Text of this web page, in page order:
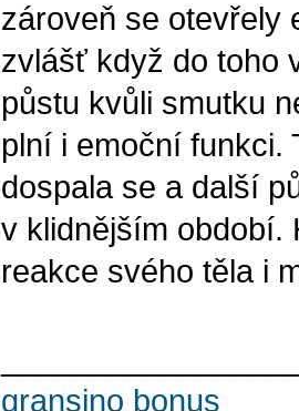
zároveň se otevřely
zvlášť když do toho
půstu kvůli smutku
plní i emoční funkci.
dospala se a další
v klidnějším období.
reakce svého těla i
gransino bonus